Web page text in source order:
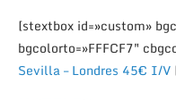
[stextbox id=»custom»
bgcolorto=»FFFCF7″
Sevilla – Londres 45€ I/V